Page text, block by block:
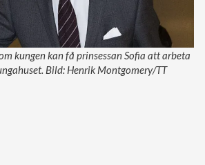
kungen kan få prinsessan Sofia att arbeta
Bild: Henrik Montgomery/TT